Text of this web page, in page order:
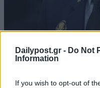
Dailypost.gr - Do Not
Information
If you wish to opt-out of